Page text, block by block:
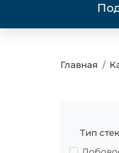
Главная
Тип